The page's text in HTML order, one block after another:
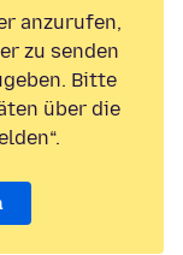
anzurufen,
zu senden
Bitte
über die